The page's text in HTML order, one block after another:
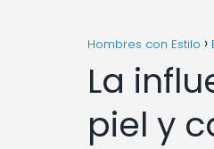
Hombres con Estilo
La
piel y